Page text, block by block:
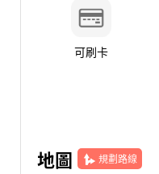
可刷卡
地圖 規劃路線